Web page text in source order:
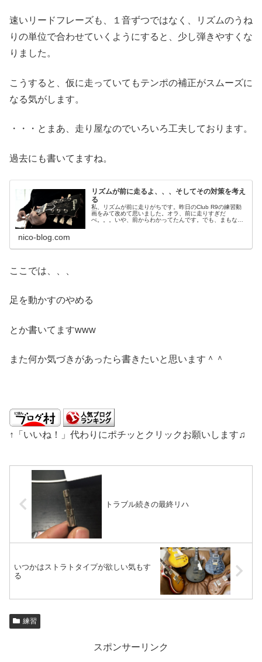
速いリードフレーズも、１音ずつではなく、リズムのうね
りの単位で合わせていくようにすると、少し弾きやすくな
りました。
こうすると、仮に走っていてもテンポの補正がスムーズに
なる気がします。
・・・とまあ、走り屋なのでいろいろ工夫しております。
過去にも書いてますね。
リズムが前に走るよ、、、そしてその対策を考え
る
私、リズムが前に走りがちです。昨日のClub R9の練習動
画をみて改めて思いました。オラ、前に走りすぎだ
べ。。。いや、前からわかってたんです。でも、まもなく
nico-blog.com
ここでは、、、
足を動かすのやめる
とか書いてますwww
また何か気づきがあったら書きたいと思います＾＾
↑「いいね！」代わりにポチッとクリックお願いします♫
トラブル続きの最終リハ
いつかはストラトタイプが欲しい気もす
る
練習
スポンサーリンク